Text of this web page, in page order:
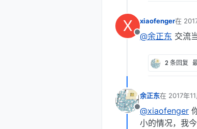
X
离线
xiaofenger在
最后由
@余正东 交流
2 条回复
离线
余正东在 2017年
最后由 编辑
@xiaofenger
小的情况，我